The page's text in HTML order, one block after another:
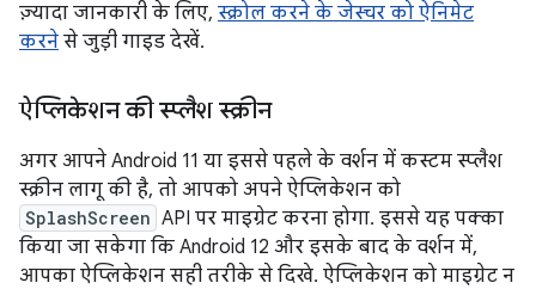
ज़्यादा जानकारी के लिए, स्क्रोल करने के जेस्चर को ऐनिमेट
करने से जुड़ी गाइड देखें.
ऐप्लिकेशन की स्प्लैश स्क्रीन
अगर आपने Android 11 या इससे पहले के वर्शन में कस्टम स्प्लैश
स्क्रीन लागू की है, तो आपको अपने ऐप्लिकेशन को
SplashScreen API पर माइग्रेट करना होगा. इससे यह पक्का
किया जा सकेगा कि Android 12 और इसके बाद के वर्शन में,
आपका ऐप्लिकेशन सही तरीके से दिखे. ऐप्लिकेशन को माइग्रेट न